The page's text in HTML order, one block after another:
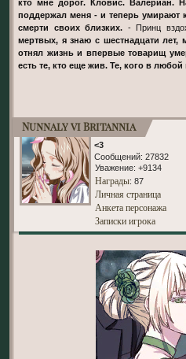
кто мне дорог. Кловис. Валериан.
поддержал меня - и теперь умирают
смерти своих близких. - Принц
мертвых, я знаю с шестнадцати лет,
отнял жизнь и впервые товарищ
есть те, кто еще жив. Те, кого в
Nunnaly vi Britannia
<3
Сообщений: 27832
Уважение: +9134
Награды: 87
Личная страница
Анкета персонажа
Записки игрока